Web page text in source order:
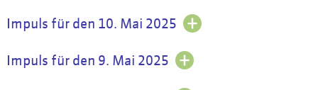
Impuls für den 10. Mai 2025
Impuls für den 9. Mai 2025